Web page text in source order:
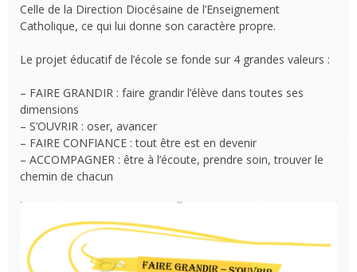
Celle de la Direction Diocésaine de l’Enseignement
Catholique, ce qui lui donne son caractère propre.
Le projet éducatif de l’école se fonde sur 4 grandes valeurs :
– FAIRE GRANDIR : faire grandir l’élève dans toutes ses
dimensions
– S’OUVRIR : oser, avancer
– FAIRE CONFIANCE : tout être est en devenir
– ACCOMPAGNER : être à l’écoute, prendre soin, trouver le
chemin de chacun